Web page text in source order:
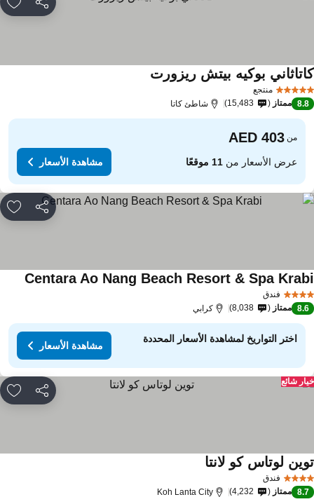
مشاركة
منتجع
بوكيه بيتش ريزورت
8.8 ممتاز 15,483 شاطئ كاتا
من
عرض الأسعار من11 موقعًا مشاهدة الأسعار
مشاركة
فندق
Centara Ao Nang Beach Resort & Spa
8.6 ممتاز 8,038 كرابي
اختر التواريخ لمشاهدة الأسعار المحددة
مشاهدة الأسعار
مشاركة
شائع
فندق
لوتاس كو لانتا
8.7 ممتاز 4,232
Koh Lanta City